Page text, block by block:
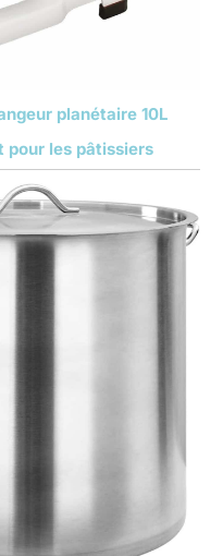
planétaire 10L
pour les pâtissiers